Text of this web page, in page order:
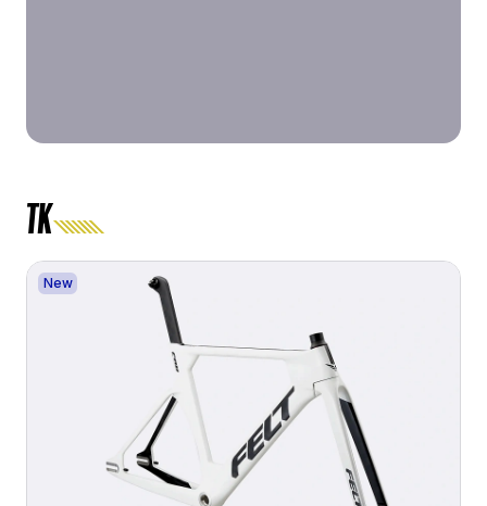
TK
New